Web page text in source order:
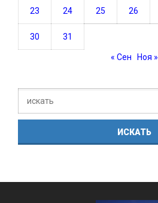
23 24 25 26
30 31
« Сен Ноя »